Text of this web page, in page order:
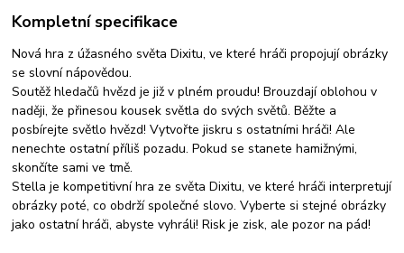
Kompletní specifikace
Nová hra z úžasného světa Dixitu, ve které hráči propojují obrázky
se slovní nápovědou.
Soutěž hledačů hvězd je již v plném proudu! Brouzdají oblohou v
naději, že přinesou kousek světla do svých světů. Běžte a
posbírejte světlo hvězd! Vytvořte jiskru s ostatními hráči! Ale
nenechte ostatní příliš pozadu. Pokud se stanete hamižnými,
skončíte sami ve tmě.
Stella je kompetitivní hra ze světa Dixitu, ve které hráči interpretují
obrázky poté, co obdrží společné slovo. Vyberte si stejné obrázky
jako ostatní hráči, abyste vyhráli! Risk je zisk, ale pozor na pád!